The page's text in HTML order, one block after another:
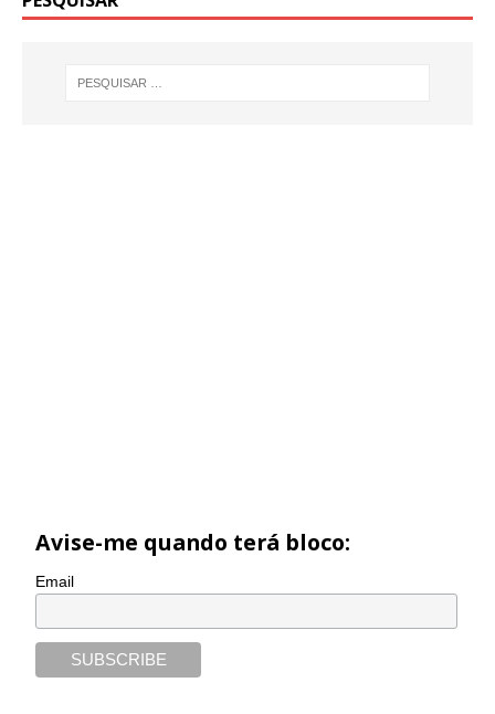
Avise-me quando terá bloco:
Email